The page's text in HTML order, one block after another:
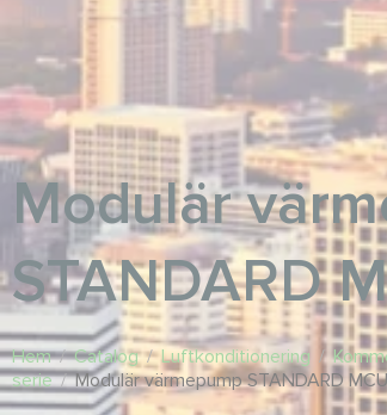
Modulär
STANDARD
Hem / Catalog / Luftkonditionering /
serie / Modulär värmepump STANDARD